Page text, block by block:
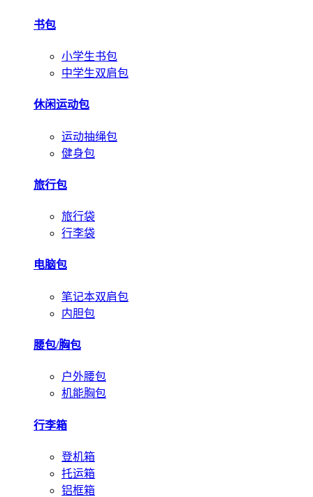
书包
小学生书包
中学生双肩包
休闲运动包
运动抽绳包
健身包
旅行包
旅行袋
行李袋
电脑包
笔记本双肩包
内胆包
腰包/胸包
户外腰包
机能胸包
行李箱
登机箱
托运箱
铝框箱